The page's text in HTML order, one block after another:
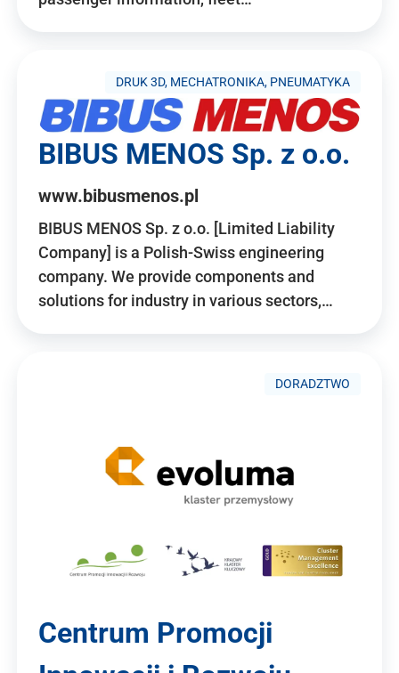
DRUK 3D, MECHATRONIKA, PNEUMATYKA
BIBUS MENOS Sp. z o.o.
www.bibusmenos.pl
BIBUS MENOS Sp. z o.o. [Limited Liability
Company] is a Polish-Swiss engineering
company. We provide components and
solutions for industry in various sectors,…
DORADZTWO
Centrum Promocji